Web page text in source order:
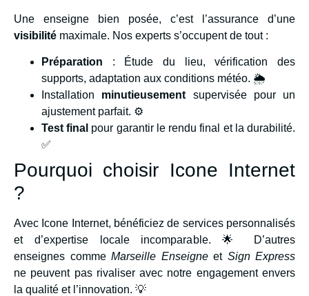
Une enseigne bien posée, c’est l’assurance d’une
visibilité maximale. Nos experts s’occupent de tout :
Préparation : Étude du lieu, vérification des
supports, adaptation aux conditions météo. 🌦️
Installation minutieusement supervisée pour un
ajustement parfait. ⚙️
Test final pour garantir le rendu final et la durabilité.
✅
Pourquoi choisir Icone Internet
?
Avec Icone Internet, bénéficiez de services personnalisés
et d’expertise locale incomparable. 🌟 D’autres
enseignes comme Marseille Enseigneet Sign Express
ne peuvent pas rivaliser avec notre engagement envers
la qualité et l’innovation. 💡